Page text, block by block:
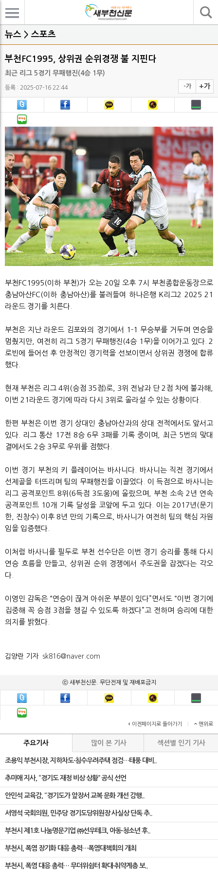
뉴스 > 스포츠
부천FC1995, 상위권 순위경쟁 불 지핀다
최근 리그 5경기 무패행진(4승 1무)
등록 : 2025-07-16 22:44 -가 +가
부천FC1995(이하 부천)가 오는 20일 오후 7시 부천종합운동장으로
충남아산FC(이하 충남아산)를 불러들여 하나은행 K리그2 2025 21
라운드 경기를 치른다.
부천은 지난 라운드 김포와의 경기에서 1-1 무승부를 거두며 연승을
멈췄지만, 여전히 리그 5경기 무패행진(4승 1무)을 이어가고 있다. 2
로빈에 들어선 후 안정적인 경기력을 선보이면서 상위권 경쟁에 합류
했다.
현재 부천은 리그 4위(승점 35점)로, 3위 전남과 단 2점 차에 불과해,
이번 21라운드 경기에 따라 다시 3위로 올라설 수 있는 상황이다.
한편 부천은 이번 경기 상대인 충남아산과의 상대 전적에서도 앞서고
있다. 리그 통산 17전 8승 6무 3패를 기록 중이며, 최근 5번의 맞대
결에서도 2승 3무로 우위를 점했다.
이번 경기 부천의 키 플레이어는 바사니다. 바사니는 직전 경기에서
선제골을 터뜨리며 팀의 무패행진을 이끌었다. 이 득점으로 바사니는
리그 공격포인트 8위(6득점 3도움)에 올랐으며, 부천 소속 2년 연속
공격포인트 10개 기록 달성을 코앞에 두고 있다. 이는 2017년(문기
한, 진창수) 이후 8년 만의 기록으로, 바사니가 여전히 팀의 핵심 자원
임을 입증했다.
이처럼 바사니를 필두로 부천 선수단은 이번 경기 승리를 통해 다시
연승 흐름을 만들고, 상위권 순위 경쟁에서 주도권을 잡겠다는 각오
다.
이영민 감독은 “연승이 끊겨 아쉬운 부분이 있다”면서도 “이번 경기에
집중해 꼭 승점 3점을 챙길 수 있도록 하겠다”고 전하며 승리에 대한
의지를 밝혔다.
김양란 기자 sk816@naver.com
ⓒ 새부천신문. 무단전재 및 재배포금지
이전페이지로 돌아가기 맨위로
주요기사 많이 본 기사 섹션별 인기 기사
조용익 부천시장, 지하차도·침수우려주택 점검…태풍 대비..
추미애 지사, “경기도 재정 비상 상황” 공식 선언
안민석 교육감, “경기도가 앞장서 교복 문화 개선 감행..
서영석 국회의원, 민주당 경기도당위원장 사실상 단독 추..
부천시 제1호 나눔명문기업 ㈜선우테크, 아동·청소년 후..
부천시, 폭염 장기화 대응 총력…폭염대책회의 개최
부천시, 폭염 대응 총력… 무더위쉼터 확대·취약계층 보..